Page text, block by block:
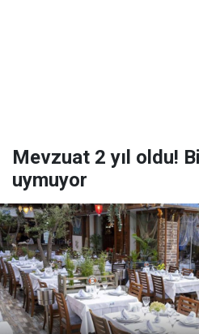
Mevzuat 2 yıl oldu!
uymuyor